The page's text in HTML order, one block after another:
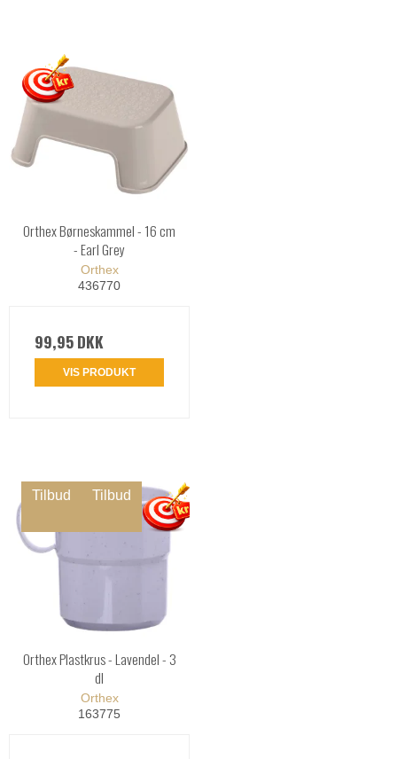
Orthex Børneskammel - 16 cm
- Earl Grey
Orthex
436770
99,95 DKK
VIS PRODUKT
Tilbud Tilbud
Orthex Plastkrus - Lavendel - 3
dl
Orthex
163775